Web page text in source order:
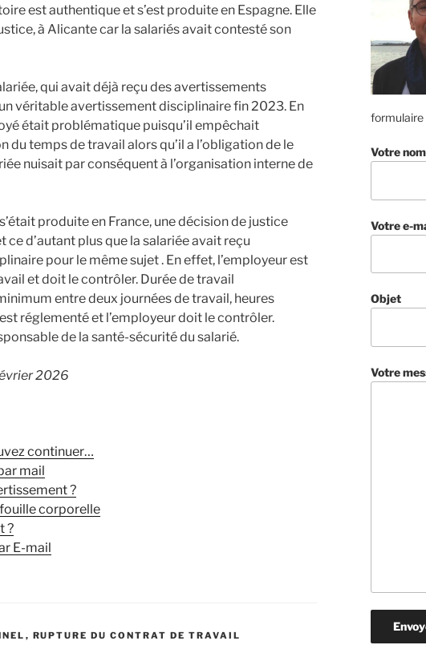
est authentique et s’est produite en Espagne. Elle
à Alicante car la salariés avait contesté son
qui avait déjà reçu des avertissements
véritable avertissement disciplinaire fin 2023. En
était problématique puisqu’il empêchait
du temps de travail alors qu’il a l’obligation de le
nuisait par conséquent à l’organisation interne de
produite en France, une décision de justice
d’autant plus que la salariée avait reçu
pour le même sujet . En effet, l’employeur est
et doit le contrôler. Durée de travail
entre deux journées de travail, heures
réglementé et l’employeur doit le contrôler.
de la santé-sécurité du salarié.
2026
continuer…
mail
?
corporelle
?
E-mail
, RUPTURE DU CONTRAT DE TRAVAIL
formulaire
Votre nom
Votre e-
Objet
Votre